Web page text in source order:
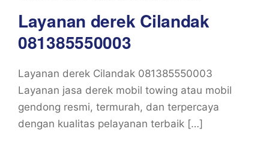
Layanan derek Cilandak
081385550003
Layanan derek Cilandak 081385550003
Layanan jasa derek mobil towing atau mobil
gendong resmi, termurah, dan terpercaya
dengan kualitas pelayanan terbaik […]